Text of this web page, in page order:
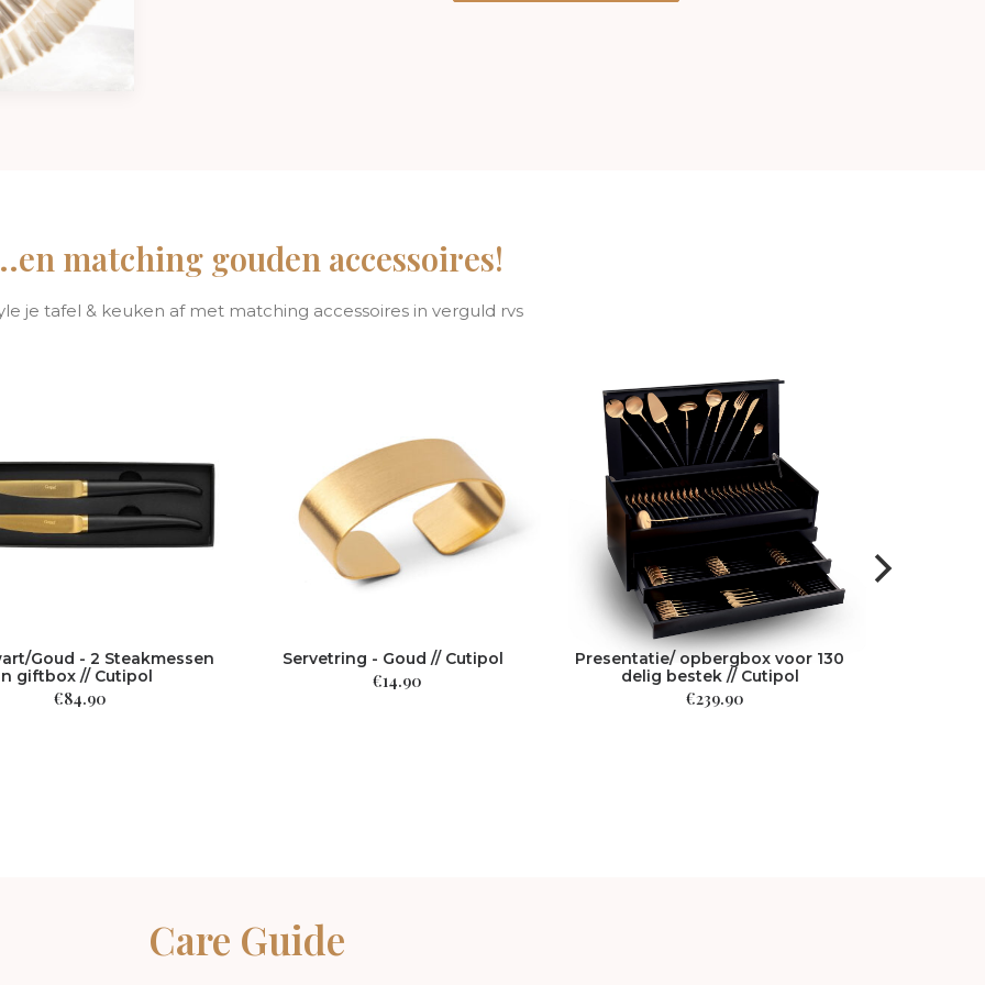
matching gouden accessoires!
je tafel & keuken af met matching accessoires in verguld rvs
Goud - 2 Steakmessen
giftbox // Cutipol
€84.90
Servetring - Goud // Cutipol
€14.90
Presentatie/ opbergbox voor 130
delig bestek // Cutipol
€239.90
Care Guide